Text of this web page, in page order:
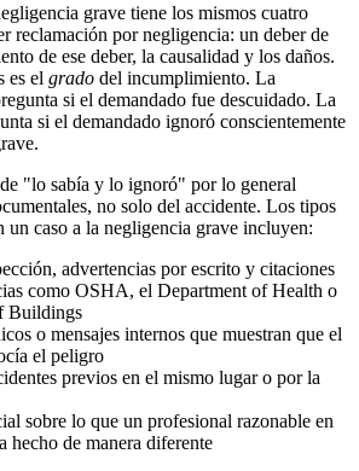
grave tiene los mismos cuatro
reclamación por negligencia: un deber de
de ese deber, la causalidad y los daños.
es el grado del incumplimiento. La
si el demandado fue descuidado. La
si el demandado ignoró conscientemente
"lo sabía y lo ignoró" por lo general
no solo del accidente. Los tipos
un caso a la negligencia grave incluyen:
advertencias por escrito y citaciones
como OSHA, el Department of Health o
Buildings
o mensajes internos que muestran que el
el peligro
previos en el mismo lugar o por la
sobre lo que un profesional razonable en
hecho de manera diferente